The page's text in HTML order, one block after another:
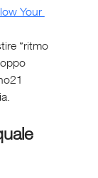
Your
“ritmo